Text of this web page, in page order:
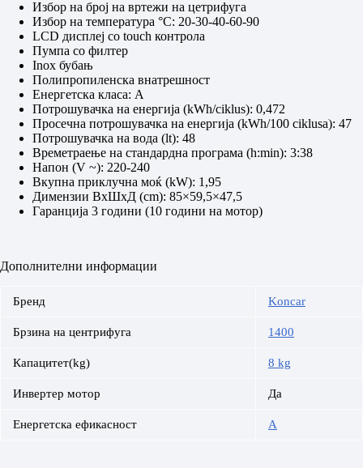
Избор на број на вртежи на цетрифуга
Избор на температура °C: 20-30-40-60-90
LCD дисплеј со touch контрола
Пумпа со филтер
Inox бубањ
Полипропиленска внатрешност
Енергетска класа: А
Потрошувачка на енергија (kWh/ciklus): 0,472
Просечна потрошувачка на енергија (kWh/100 ciklusa): 47
Потрошувачка на вода (lt): 48
Времетраење на стандардна програма (h:min): 3:38
Напон (V ~): 220-240
Вкупна приклучна моќ (kW): 1,95
Димензии ВхШхД (cm): 85×59,5×47,5
Гаранција 3 години (10 години на мотор)
Дополнителни информации
Бренд Koncar
Брзина на центрифуга 1400
Капацитет(kg) 8 kg
Инвертер мотор Да
Енергетска ефикасност A